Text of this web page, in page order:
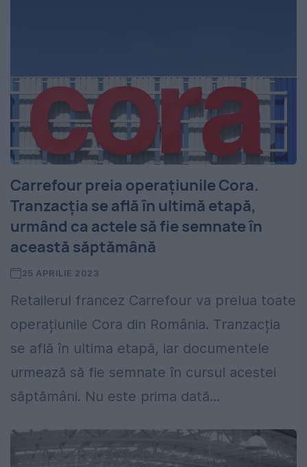
Carrefour preia operațiunile Cora.
Tranzacția se află în ultimă etapă,
urmând ca actele să fie semnate în
această săptămână
25 APRILIE 2023
Retailerul francez Carrefour va prelua toate
operațiunile Cora din România. Tranzacția
se află în ultima etapă, iar documentele
urmează să fie semnate în cursul acestei
săptămâni. Nu este prima dată...